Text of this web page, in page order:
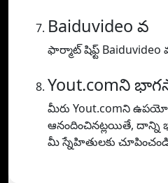
Baiduvideo వ
ఫార్మాట్ షిఫ్ట్ Baiduvideo
Yout.comని
మీరు Yout.comని
ఆనందించినట్లయితే,
మీ స్నేహితులకు